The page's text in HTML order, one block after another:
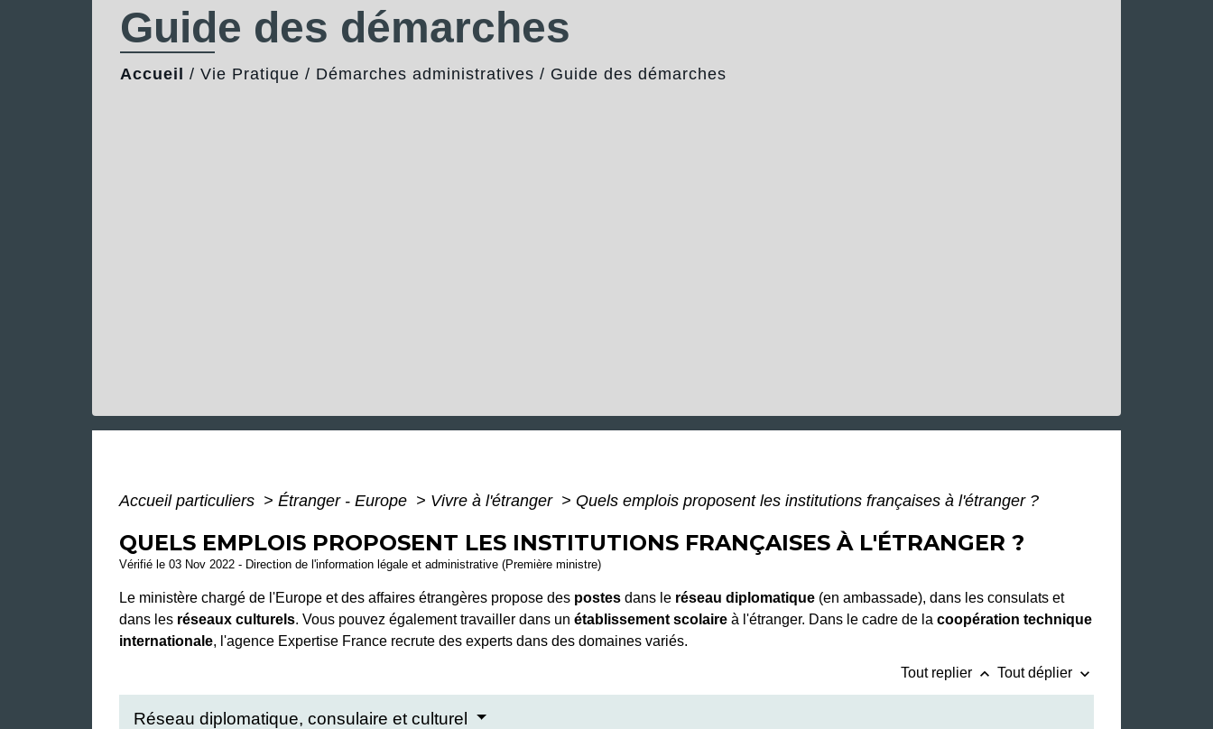
Guide des démarches
Accueil / Vie Pratique / Démarches administratives / Guide des démarches
Accueil particuliers > Étranger - Europe > Vivre à l'étranger > Quels emplois proposent les institutions françaises à l'étranger ?
QUELS EMPLOIS PROPOSENT LES INSTITUTIONS FRANÇAISES À L'ÉTRANGER ?
Vérifié le 03 Nov 2022 - Direction de l'information légale et administrative (Première ministre)
Le ministère chargé de l'Europe et des affaires étrangères propose des postes dans le réseau diplomatique (en ambassade), dans les consulats et
dans les réseaux culturels. Vous pouvez également travailler dans un établissement scolaire à l'étranger. Dans le cadre de la coopération technique
internationale, l'agence Expertise France recrute des experts dans des domaines variés.
Tout replier keyboard_arrow_up Tout déplier keyboard_arrow_down
Réseau diplomatique, consulaire et culturel